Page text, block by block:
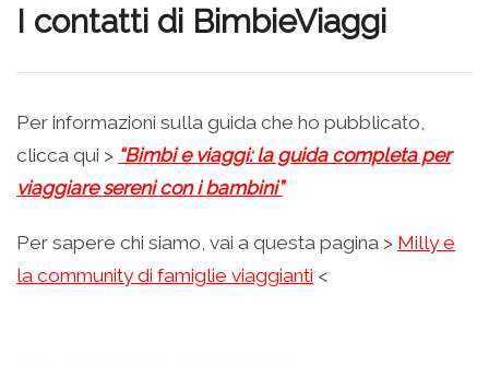
I contatti di BimbieViaggi
Per informazioni sulla guida che ho pubblicato,
clicca qui > “Bimbi e viaggi: la guida completa per
viaggiare sereni con i bambini”
Per sapere chi siamo, vai a questa pagina > Milly e
la community di famiglie viaggianti <